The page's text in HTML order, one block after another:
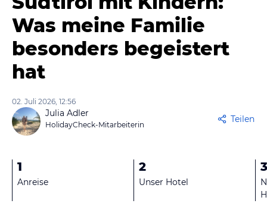
Was meine Familie
besonders begeistert
hat
02. Juli 2026, 12:56
Julia Adler
HolidayCheck-Mitarbeiterin
Teilen
1
Anreise
2
Unser Hotel
3